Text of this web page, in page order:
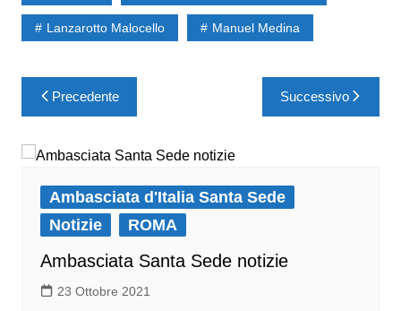
Lanzarotto Malocello Manuel Medina
Precedente Successivo
Ambasciata d'Italia Santa Sede
Notizie
ROMA
Ambasciata Santa Sede notizie
23 Ottobre 2021